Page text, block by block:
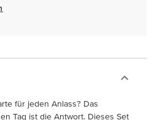
für jeden Anlass? Das
Tag ist die Antwort. Dieses Set